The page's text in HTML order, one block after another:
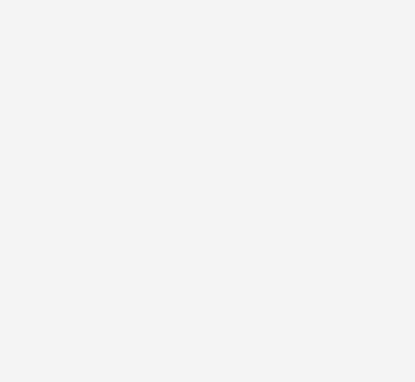
Cono Sur. La mirada atenta de todos los
la curaduría y demás cuestiones en
nos cuestiona nuestro camino.
curador Ivo Mesquita quién ha
goza del respeto de todos los que
de ese momento consistía en repensar
visitando tantas ferias de arte que son
Mesquita propuso una bienal para la
a otros nos hizo pensar realmente el
cómo se plantearía la